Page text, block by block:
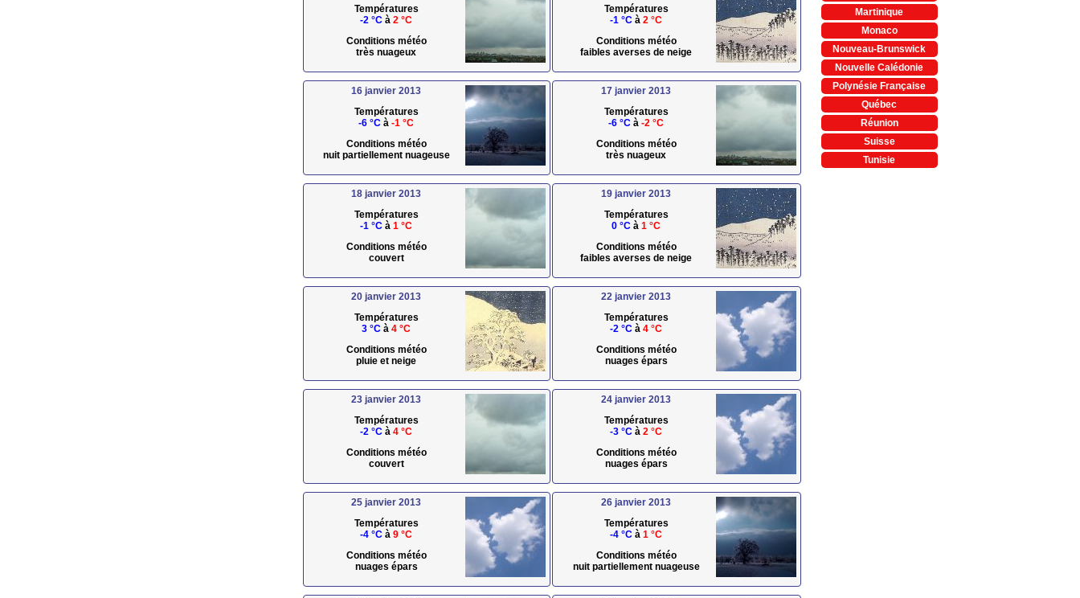
Températures
-2 °C à 2 °C
Conditions météo
très nuageux
Températures
-1 °C à 2 °C
Conditions météo
faibles averses de neige
16 janvier 2013
Températures
-6 °C à -1 °C
Conditions météo
nuit partiellement nuageuse
17 janvier 2013
Températures
-6 °C à -2 °C
Conditions météo
très nuageux
18 janvier 2013
Températures
-1 °C à 1 °C
Conditions météo
couvert
19 janvier 2013
Températures
0 °C à 1 °C
Conditions météo
faibles averses de neige
20 janvier 2013
Températures
3 °C à 4 °C
Conditions météo
pluie et neige
22 janvier 2013
Températures
-2 °C à 4 °C
Conditions météo
nuages épars
23 janvier 2013
Températures
-2 °C à 4 °C
Conditions météo
couvert
24 janvier 2013
Températures
-3 °C à 2 °C
Conditions météo
nuages épars
25 janvier 2013
Températures
-4 °C à 9 °C
Conditions météo
nuages épars
26 janvier 2013
Températures
-4 °C à 1 °C
Conditions météo
nuit partiellement nuageuse
Martinique
Monaco
Nouveau-Brunswick
Nouvelle Calédonie
Polynésie Française
Québec
Réunion
Suisse
Tunisie